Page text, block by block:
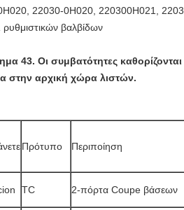
22030-0H020, 220300H021,
βαλβίδων
43. Οι συμβατότητες
στην αρχική χώρα λιστών.
Πρότυπο Περιποίηση
TC 2-πόρτα Coupe βάσεων